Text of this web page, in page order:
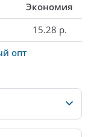
Экономия
15.28 р.
опт